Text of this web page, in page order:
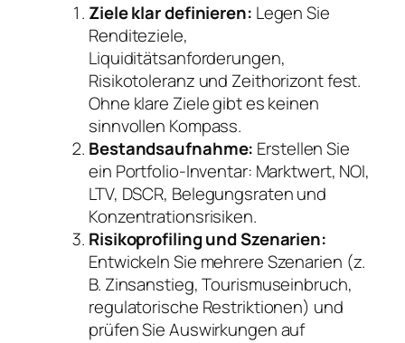
Ziele klar definieren: Legen Sie
Renditeziele,
Liquiditätsanforderungen,
Risikotoleranz und Zeithorizont fest.
Ohne klare Ziele gibt es keinen
sinnvollen Kompass.
Bestandsaufnahme: Erstellen Sie
ein Portfolio-Inventar: Marktwert, NOI,
LTV, DSCR, Belegungsraten und
Konzentrationsrisiken.
Risikoprofiling und Szenarien:
Entwickeln Sie mehrere Szenarien (z.
B. Zinsanstieg, Tourismuseinbruch,
regulatorische Restriktionen) und
prüfen Sie Auswirkungen auf